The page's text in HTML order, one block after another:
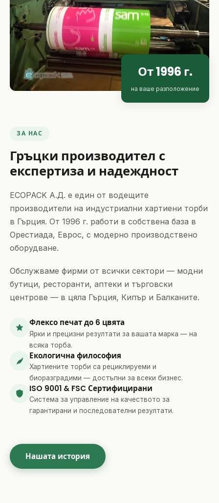
От 1996 г.
на ваше разположение
ЗА НАС
Гръцки производител с
експертиза и надеждност
ECOPACK А.Д. е един от водещите
производители на индустриални хартиени торби
в Гърция. От 1996 г. работи в собствена база в
Орестиада, Еврос, с модерно производствено
оборудване.
Обслужваме фирми от всички сектори — модни
бутици, ресторанти, аптеки и търговски
центрове — в цяла Гърция, Кипър и Балканите.
Флексо печат до 6 цвята
Ярки и прецизни резултати за вашата марка — на
всяка торба.
Екологична философия
Хартиените торби са рециклируеми и
биоразградими — достъпни за всеки бизнес.
ISO 9001 & FSC Сертифицирани
Система за управление на качеството за
гарантирани и последователни резултати.
Нашата история